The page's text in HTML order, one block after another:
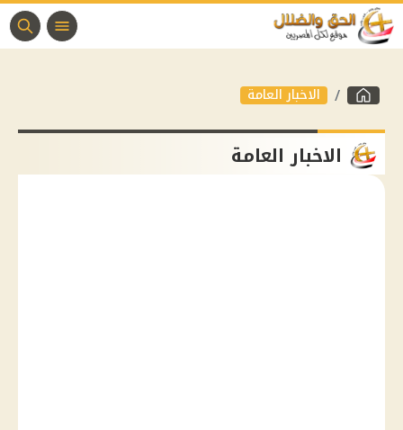
الاخبار العامة
الاخبار العامة